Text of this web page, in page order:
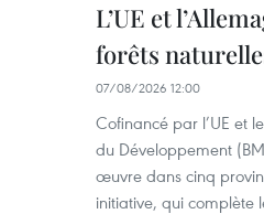
L’UE et
forêts
07/08/2026 12:00
Cofinancé par l’UE et
du Développement
œuvre dans cinq
initiative, qui complète